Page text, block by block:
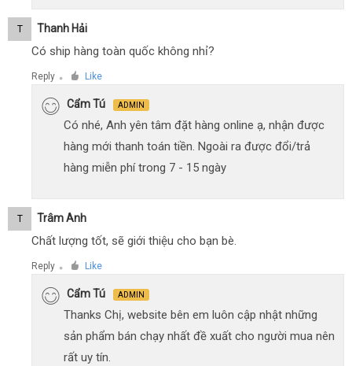
T Thanh Hải
Có ship hàng toàn quốc không nhỉ?
Reply ● Like
Cẩm Tú ADMIN
Có nhé, Anh yên tâm đặt hàng online ạ, nhận được
hàng mới thanh toán tiền. Ngoài ra được đổi/trả
hàng miễn phí trong 7 - 15 ngày
T Trâm Anh
Chất lượng tốt, sẽ giới thiệu cho bạn bè.
Reply ● Like
Cẩm Tú ADMIN
Thanks Chị, website bên em luôn cập nhật những
sản phẩm bán chạy nhất đề xuất cho người mua nên
rất uy tín.